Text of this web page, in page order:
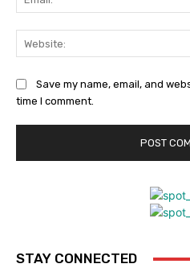
Save my name, email, and
time I comment.
STAY CONNECTED